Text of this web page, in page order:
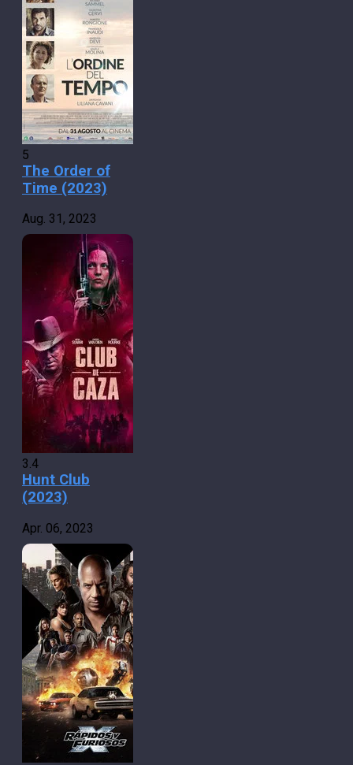
5
The Order of
Time (2023)
Aug. 31, 2023
3.4
Hunt Club
(2023)
Apr. 06, 2023